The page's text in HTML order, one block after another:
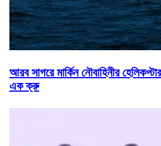
আরব সাগরে মার্কিন নৌবাহিনীর
এক ক্রু